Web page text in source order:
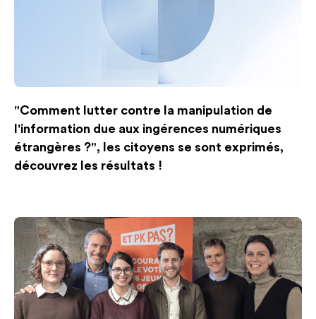
"Comment lutter contre la manipulation de
l'information due aux ingérences numériques
étrangères ?", les citoyens se sont exprimés,
découvrez les résultats !